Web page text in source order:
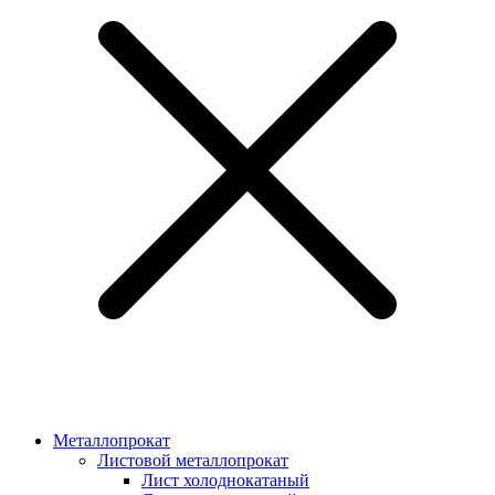
Металлопрокат
Листовой металлопрокат
Лист холоднокатаный